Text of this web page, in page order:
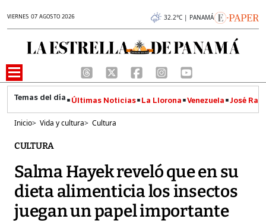
VIERNES 07 AGOSTO 2026 32.2°C | PANAMÁ
Últimas Noticias La Llorona Venezuela José
Inicio> Vida y cultura> Cultura
CULTURA
Salma Hayek reveló que en su
dieta alimenticia los insectos
juegan un papel importante